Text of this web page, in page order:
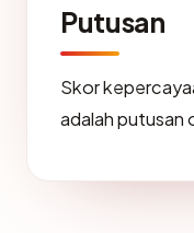
Putusan
Skor
adalah putusan